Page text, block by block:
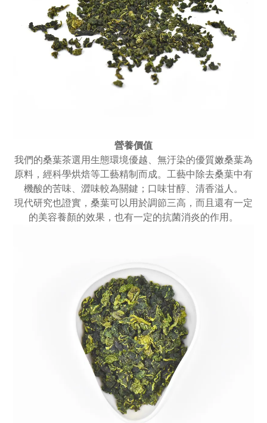
營養價值
我們的桑葉茶選用生態環境優越、無汙染的優質嫩桑葉為
原料，經科學烘焙等工藝精制而成。工藝中除去桑葉中有
機酸的苦味、澀味較為關鍵；口味甘醇、清香溢人。
現代研究也證實，桑葉可以用於調節三高，而且還有一定
的美容養顏的效果，也有一定的抗菌消炎的作用。